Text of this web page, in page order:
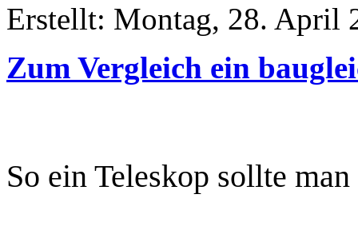
Erstellt: Montag, 28. April
Zum Vergleich ein
So ein Teleskop sollte